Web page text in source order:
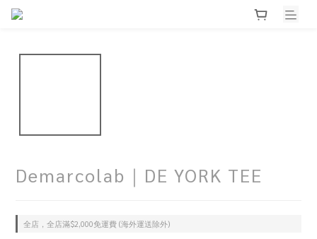
Demarcolab｜DE YORK TEE
全店，全店滿$2,000免運費 (海外運送除外)